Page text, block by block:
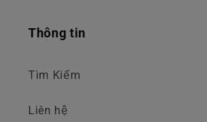
Thông tin
Tìm Kiếm
Liên hệ